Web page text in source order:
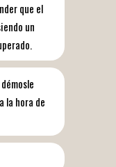
que el
un
la hora de